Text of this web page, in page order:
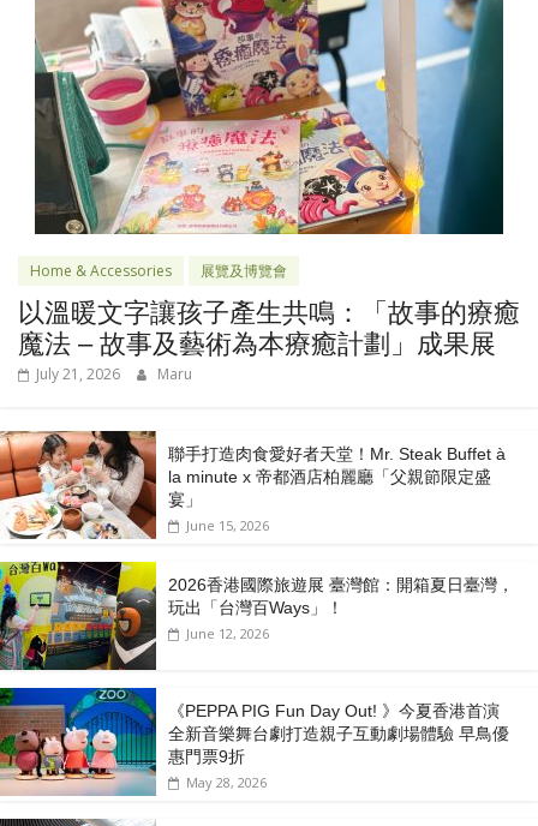
Home & Accessories 展覽及博覽會
以溫暖文字讓孩子產生共鳴：「故事的療癒
魔法 – 故事及藝術為本療癒計劃」成果展
July 21, 2026 Maru
聯手打造肉食愛好者天堂！Mr. Steak Buffet à
la minute x 帝都酒店柏麗廳「⽗親節限定盛
宴」
June 15, 2026
2026香港國際旅遊展 臺灣館：開箱夏日臺灣，
玩出「台灣百Ways」！
June 12, 2026
《PEPPA PIG Fun Day Out! 》今夏香港首演
全新音樂舞台劇打造親子互動劇場體驗 早鳥優
惠門票9折
May 28, 2026